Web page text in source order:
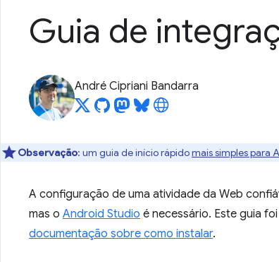
Guia de
André Cipriani Bandarra
Observação: um guia de início rápidomais simples para
A configuração de uma atividade da Web
mas o Android Studio é necessário. Este guia
documentação sobre como instalar.